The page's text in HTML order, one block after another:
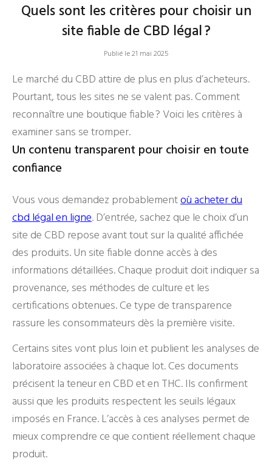
Quels sont les critères pour choisir un
site fiable de CBD légal ?
Publié le 21 mai 2025
Le marché du CBD attire de plus en plus d’acheteurs.
Pourtant, tous les sites ne se valent pas. Comment
reconnaître une boutique fiable ? Voici les critères à
examiner sans se tromper.
Un contenu transparent pour choisir en toute
confiance
Vous vous demandez probablementoù acheter du
cbd légal en ligne. D’entrée, sachez que le choix d’un
site de CBD repose avant tout sur la qualité affichée
des produits. Un site fiable donne accès à des
informations détaillées. Chaque produit doit indiquer sa
provenance, ses méthodes de culture et les
certifications obtenues. Ce type de transparence
rassure les consommateurs dès la première visite.
Certains sites vont plus loin et publient les analyses de
laboratoire associées à chaque lot. Ces documents
précisent la teneur en CBD et en THC. Ils confirment
aussi que les produits respectent les seuils légaux
imposés en France. L’accès à ces analyses permet de
mieux comprendre ce que contient réellement chaque
produit.